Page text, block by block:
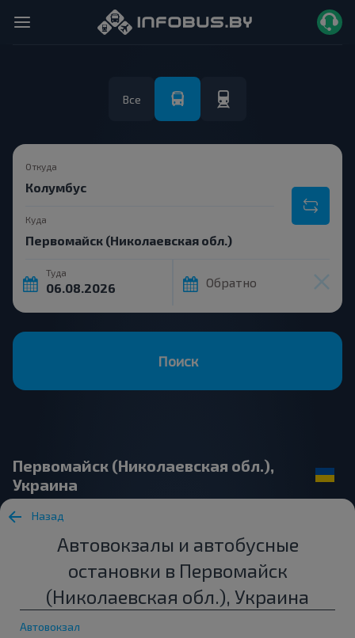
Все
Откуда
Куда
Туда
Обратно
Поиск
Первомайск (Николаевская обл.),
Украина
Назад
Автовокзалы и автобусные
остановки в Первомайск
(Николаевская обл.), Украина
Автовокзал